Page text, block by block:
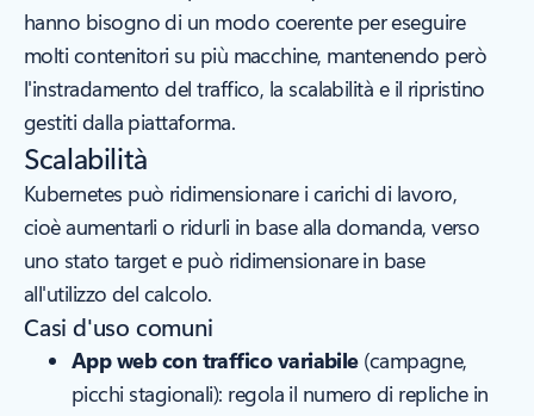
hanno bisogno di un modo coerente per eseguire
molti contenitori su più macchine, mantenendo però
l'instradamento del traffico, la scalabilità e il ripristino
gestiti dalla piattaforma.
Scalabilità
Kubernetes può ridimensionare i carichi di lavoro,
cioè aumentarli o ridurli in base alla domanda, verso
uno stato target e può ridimensionare in base
all'utilizzo del calcolo.
Casi d'uso comuni
App web con traffico variabile(campagne,
picchi stagionali): regola il numero di repliche in